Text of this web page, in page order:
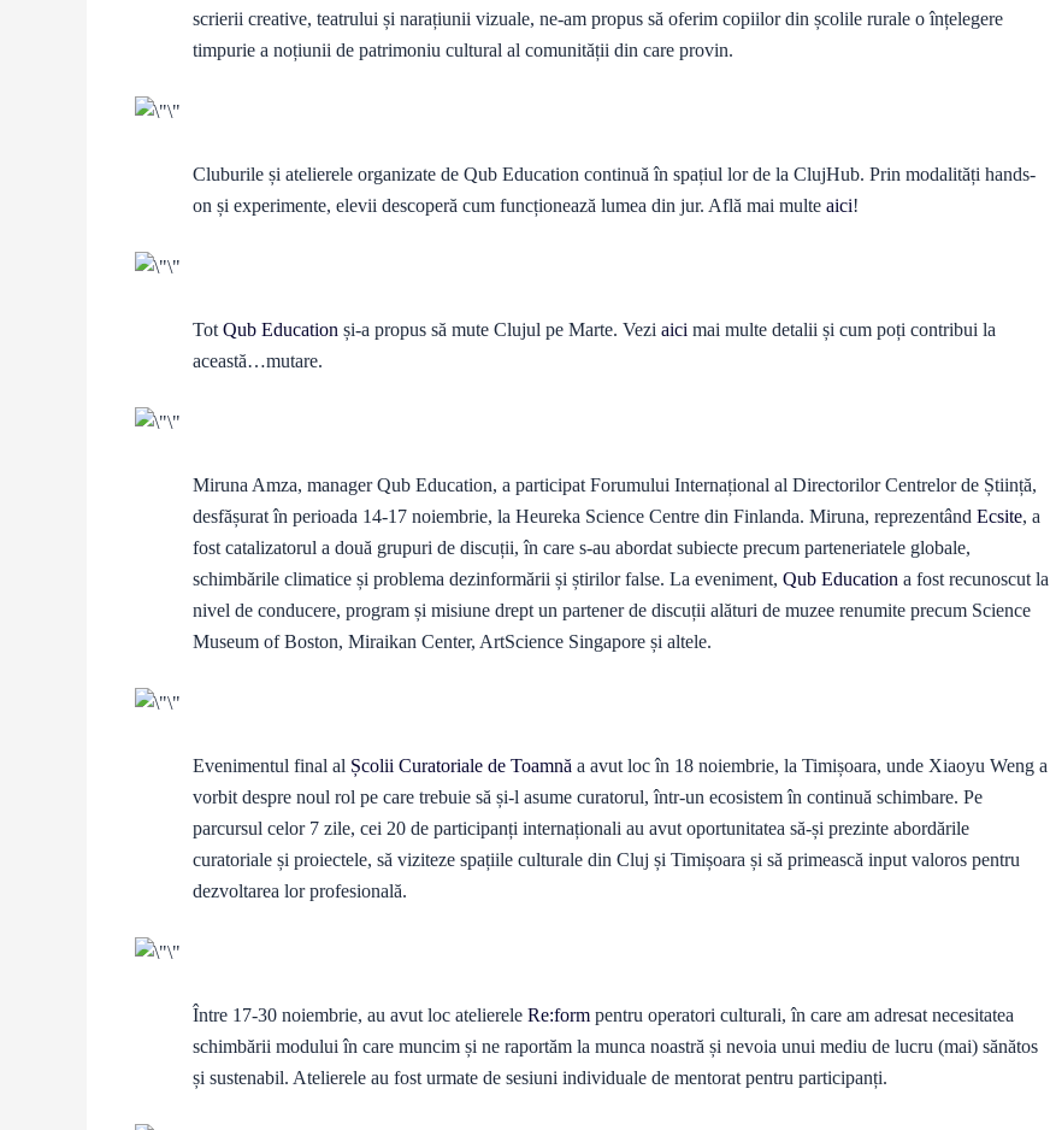
scrierii creative, teatrului și narațiunii vizuale, ne-am propus să oferim copiilor din școlile rurale o înțelegere
timpurie a noțiunii de patrimoniu cultural al comunității din care provin.
Cluburile și atelierele organizate de Qub Education continuă în spațiul lor de la ClujHub. Prin modalități hands-
on și experimente, elevii descoperă cum funcționează lumea din jur. Află mai multe aici!
Tot Qub Education și-a propus să mute Clujul pe Marte. Vezi aici mai multe detalii și cum poți contribui la
această…mutare.
Miruna Amza, manager Qub Education, a participat Forumului Internațional al Directorilor Centrelor de Știință,
desfășurat în perioada 14-17 noiembrie, la Heureka Science Centre din Finlanda. Miruna, reprezentând Ecsite, a
fost catalizatorul a două grupuri de discuții, în care s-au abordat subiecte precum parteneriatele globale,
schimbările climatice și problema dezinformării și știrilor false. La eveniment, Qub Education a fost recunoscut la
nivel de conducere, program și misiune drept un partener de discuții alături de muzee renumite precum Science
Museum of Boston, Miraikan Center, ArtScience Singapore și altele.
Evenimentul final al Școlii Curatoriale de Toamnă a avut loc în 18 noiembrie, la Timișoara, unde Xiaoyu Weng a
vorbit despre noul rol pe care trebuie să și-l asume curatorul, într-un ecosistem în continuă schimbare. Pe
parcursul celor 7 zile, cei 20 de participanți internaționali au avut oportunitatea să-și prezinte abordările
curatoriale și proiectele, să viziteze spațiile culturale din Cluj și Timișoara și să primească input valoros pentru
dezvoltarea lor profesională.
Între 17-30 noiembrie, au avut loc atelierele Re:form pentru operatori culturali, în care am adresat necesitatea
schimbării modului în care muncim și ne raportăm la munca noastră și nevoia unui mediu de lucru (mai) sănătos
și sustenabil. Atelierele au fost urmate de sesiuni individuale de mentorat pentru participanți.